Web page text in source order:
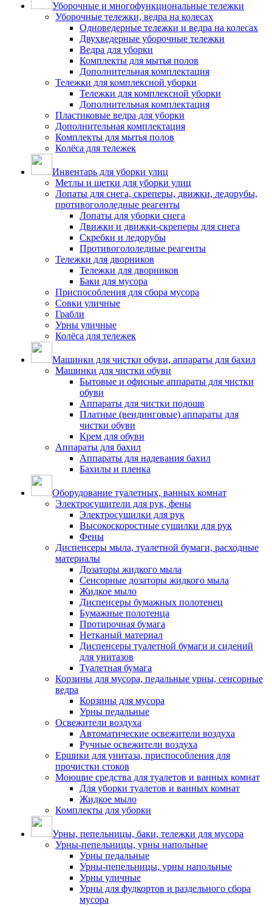
Уборочные и многофункциональные тележки
Уборочные тележки, ведра на колесах
Одноведерные тележки и ведра на колесах
Двухведерные уборочные тележки
Ведра для уборки
Комплекты для мытья полов
Дополнительная комплектация
Тележки для комплексной уборки
Тележки для комплексной уборки
Дополнительная комплектация
Пластиковые ведра для уборки
Дополнительная комплектация
Комплекты для мытья полов
Колёса для тележек
Инвентарь для уборки улиц
Метлы и щетки для уборки улиц
Лопаты для снега, скреперы, движки, ледорубы,
противогололедные реагенты
Лопаты для уборки снега
Движки и движки-скреперы для снега
Скребки и ледорубы
Противогололедные реагенты
Тележки для дворников
Тележки для дворников
Баки для мусора
Приспособления для сбора мусора
Совки уличные
Грабли
Урны уличные
Колёса для тележек
Машинки для чистки обуви, аппараты для бахил
Машинки для чистки обуви
Бытовые и офисные аппараты для чистки
обуви
Аппараты для чистки подошв
Платные (вендинговые) аппараты для
чистки обуви
Крем для обуви
Аппараты для бахил
Аппараты для надевания бахил
Бахилы и пленка
Оборудование туалетных, ванных комнат
Электросушители для рук, фены
Электросушилки для рук
Высокоскоростные сушилки для рук
Фены
Диспенсеры мыла, туалетной бумаги, расходные
материалы
Дозаторы жидкого мыла
Сенсорные дозаторы жидкого мыла
Жидкое мыло
Диспенсеры бумажных полотенец
Бумажные полотенца
Протирочная бумага
Нетканый материал
Диспенсеры туалетной бумаги и сидений
для унитазов
Туалетная бумага
Корзины для мусора, педальные урны, сенсорные
ведра
Корзины для мусора
Урны педальные
Освежители воздуха
Автоматические освежители воздуха
Ручные освежители воздуха
Ершики для унитаза, приспособления для
прочистки стоков
Моющие средства для туалетов и ванных комнат
Для уборки туалетов и ванных комнат
Жидкое мыло
Комплекты для уборки
Урны, пепельницы, баки, тележки для мусора
Урны-пепельницы, урны напольные
Урны педальные
Урны-пепельницы, урны напольные
Урны уличные
Урны для фудкортов и раздельного сбора
мусора